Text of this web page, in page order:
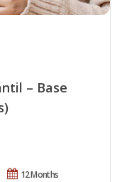
– Base
12 Months